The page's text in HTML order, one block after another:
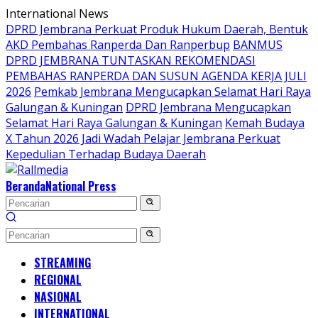
Langsung
ke
konten
International News
DPRD Jembrana Perkuat Produk Hukum Daerah, Bentuk
AKD Pembahas Ranperda Dan Ranperbup BANMUS
DPRD JEMBRANA TUNTASKAN REKOMENDASI
PEMBAHAS RANPERDA DAN SUSUN AGENDA KERJA JULI
2026 Pemkab Jembrana Mengucapkan Selamat Hari Raya
Galungan & Kuningan DPRD Jembrana Mengucapkan
Selamat Hari Raya Galungan & Kuningan Kemah Budaya
X Tahun 2026 Jadi Wadah Pelajar Jembrana Perkuat
Kepedulian Terhadap Budaya Daerah
BerandaNational Press
STREAMING
REGIONAL
NASIONAL
INTERNATIONAL